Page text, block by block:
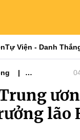
Tự Viện - Danh
lão